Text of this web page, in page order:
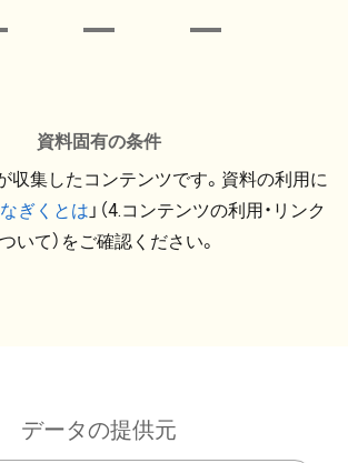
資料固有の条件
収集したコンテンツです。資料の利用に
ぎくとは 」（4.コンテンツの利用・リンク
いて）をご確認ください。
データの提供元